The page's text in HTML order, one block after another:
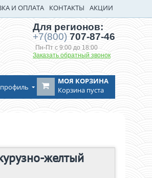
И ОПЛАТА КОНТАКТЫ АКЦИИ
Для регионов:
+7(800)707-87-46
Пн-Пт с 9:00 до 18:00
Заказать обратный звонок
МОЯ КОРЗИНА
Корзина пуста
желтый